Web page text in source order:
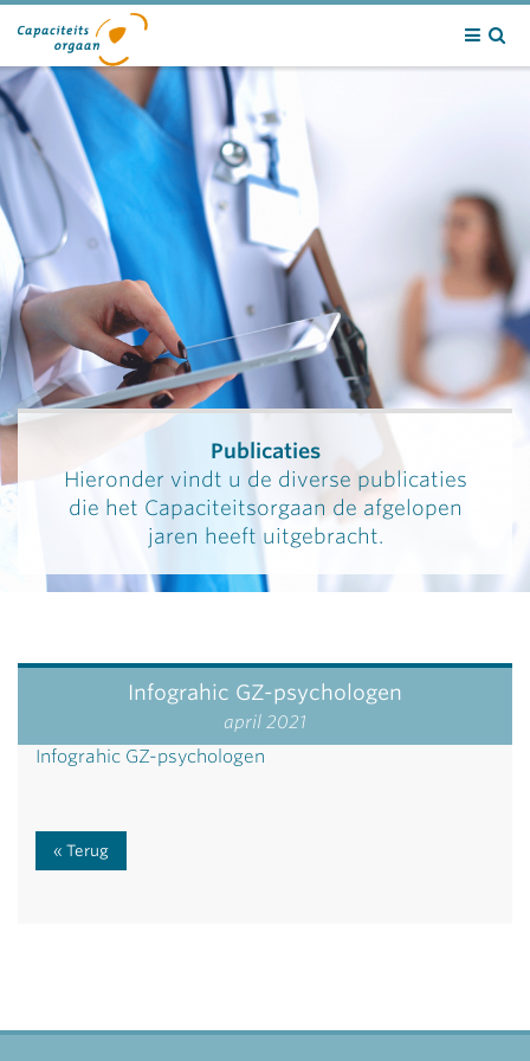
Publicaties
Hieronder vindt u de diverse publicaties
die het Capaciteitsorgaan de afgelopen
jaren heeft uitgebracht.
Infograhic GZ-psychologen
april 2021
Infograhic GZ-psychologen
Terug